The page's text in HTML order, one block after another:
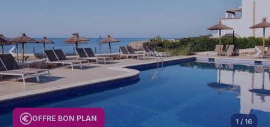
OFFRE BON PLAN 1 / 16